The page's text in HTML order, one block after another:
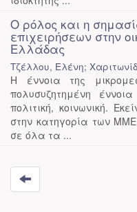
Ο ρόλος και η
επιχειρήσεων στην
Ελλάδας
Τζέλλου, Ελένη;
Η έννοια της
πολυσυζητημένη
πολιτική, κοινωνική.
στην κατηγορία των
σε όλα τα ...